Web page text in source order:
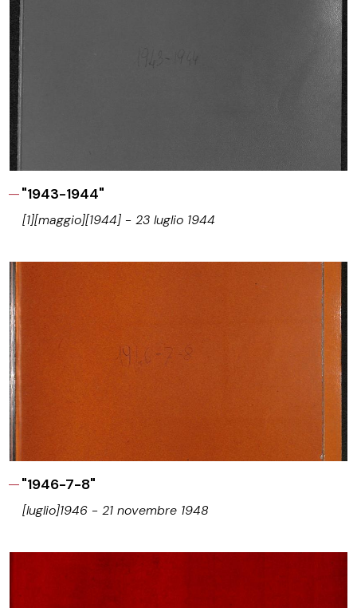
"1943-1944"
[1][maggio][1944] - 23 luglio 1944
"1946-7-8"
[luglio]1946 - 21 novembre 1948